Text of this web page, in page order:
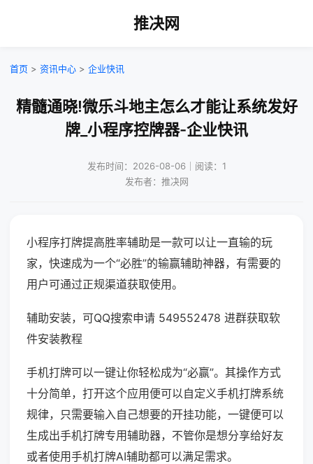
推决网
首页 > 资讯中心 > 企业快讯
精髓通晓!微乐斗地主怎么才能让系统发好
牌_小程序控牌器-企业快讯
发布时间：2026-08-06｜阅读：1
发布者：推决网
小程序打牌提高胜率辅助是一款可以让一直输的玩
家，快速成为一个“必胜”的输赢辅助神器，有需要的
用户可通过正规渠道获取使用。
辅助安装，可QQ搜索申请 549552478 进群获取软
件安装教程
手机打牌可以一键让你轻松成为“必赢”。其操作方式
十分简单，打开这个应用便可以自定义手机打牌系统
规律，只需要输入自己想要的开挂功能，一键便可以
生成出手机打牌专用辅助器，不管你是想分享给好友
或者使用手机打牌AI辅助都可以满足需求。